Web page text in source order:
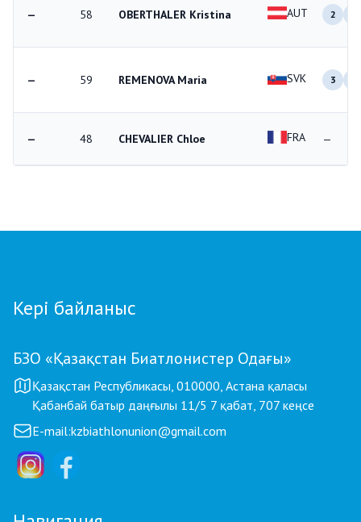
— 58 OBERTHALER Kristina AUT 2
— 59 REMENOVA Maria SVK 3
— 48 CHEVALIER Chloe FRA —
Кері байланыс
БЗО «Қазақстан Биатлонистер Одағы»
Қазақстан Республикасы, 010000, Астана қаласы
Қабанбай батыр даңғылы 11/5 7 қабат, 707 кеңсе
E-mail:kzbiathlonunion@gmail.com